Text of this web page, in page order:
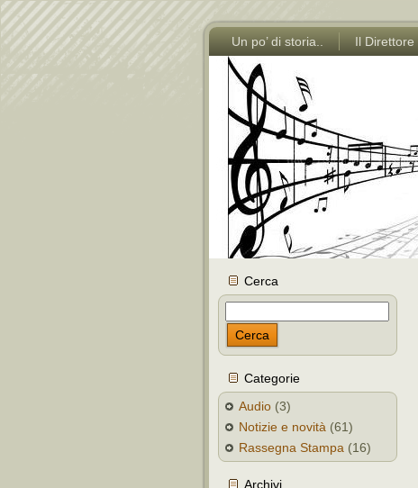
Un po’ di storia.. Il Direttore
Cerca
Cerca
Categorie
Audio (3)
Notizie e novità (61)
Rassegna Stampa (16)
Archivi